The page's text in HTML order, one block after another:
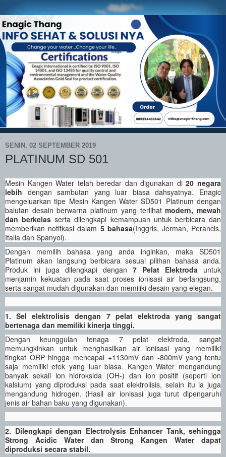
SENIN, 02 SEPTEMBER 2019
PLATINUM SD 501
Mesin Kangen Water telah beredar dan digunakan di20 negara
lebih dengan sambutan yang luar biasa dahsyatnya. Enagic
mengeluarkan tipe Mesin Kangen Water SD501 Platinum dengan
balutan desain berwarna platinum yang terlihatmodern, mewah
dan berkelas serta dilengkapi kemampuan untuk berbicara dan
memberikan notifkasi dalam 5 bahasa(Inggris, Jerman, Perancis,
Italia dan Spanyol).
Dengan memilih bahasa yang anda inginkan, maka SD501
Platinum akan langsung berbicara sesuai pilihan bahasa anda.
Produk ini juga dilengkapi dengan 7 Pelat Elektroda untuk
menjamin kekuatan pada saat proses ionisasi air berlangsung,
serta sangat mudah digunakan dan memiliki desain yang elegan.
1. Sel elektrolisis dengan 7 pelat elektroda yang sangat
bertenaga dan memiliki kinerja tinggi.
Dengan keunggulan tenaga 7 pelat elektroda, sangat
memungkinkan untuk menghasilkan air ionisasi yang memiliki
tingkat ORP hingga mencapai +1130mV dan -800mV yang tentu
saja memiliki efek yang luar biasa. Kangen Water mengandung
banyak sekali ion hidroksida (OH-) dan ion positif (seperti ion
kalsium) yang diproduksi pada saat elektrolisis, selain itu ia juga
mengandung hidrogen. (Hasil air ionisasi juga turut dipengaruhi
jenis air bahan baku yang digunakan).
2. Dilengkapi dengan Electrolysis Enhancer Tank, sehingga
Strong Acidic Water dan Strong Kangen Water dapat
diproduksi secara stabil.